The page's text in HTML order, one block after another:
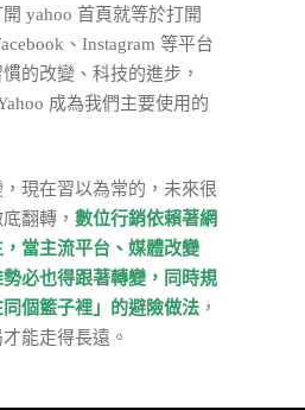
yahoo 首頁就等於打開
、Instagram 等平台
的改變、科技的進步，
成為我們主要使用的
現在習以為常的，未來很
翻轉， 數位行銷依賴著網
當主流平台、媒體改變
必也得跟著轉變，同時規
個籃子裡」的避險做法 ，
能走得長遠。